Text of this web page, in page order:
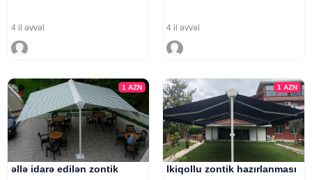
4 il əvvəl 4 il əvvəl
1AZN
əllə idarə edilən zontik
1 AZN
Ikiqollu zontik hazırlanması